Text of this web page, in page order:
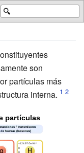
🔍
son
partículas más
interna.